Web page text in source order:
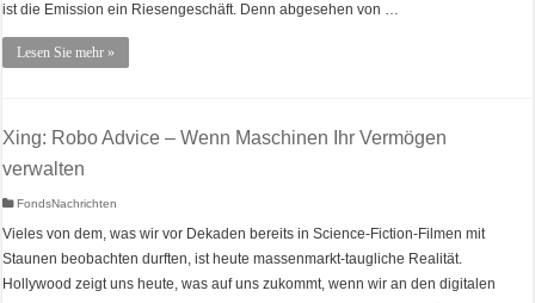
ist die Emission ein Riesengeschäft. Denn abgesehen von …
Lesen Sie mehr »
Xing: Robo Advice – Wenn Maschinen Ihr Vermögen
verwalten
FondsNachrichten
Vieles von dem, was wir vor Dekaden bereits in Science-Fiction-Filmen mit
Staunen beobachten durften, ist heute massenmarkt-taugliche Realität.
Hollywood zeigt uns heute, was auf uns zukommt, wenn wir an den digitalen